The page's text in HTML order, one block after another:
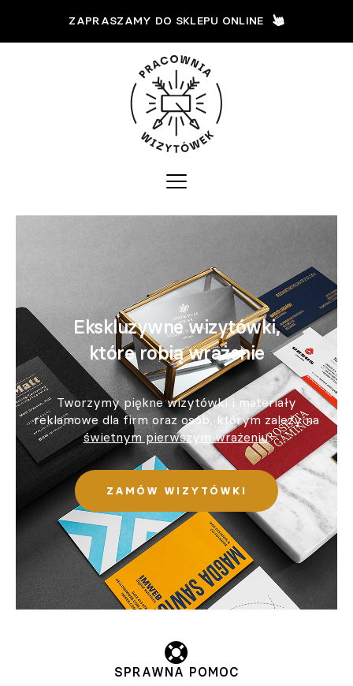
ZAPRASZAMY DO SKLEPU ONLINE
Ekskluzywne wizytówki,
które robią wrażenie
Tworzymy piękne wizytówki i materiały
reklamowe dla firm oraz osób, którym zależy na
świetnym pierwszym wrażeniu.
ZAMÓW WIZYTÓWKI
SPRAWNA POMOC